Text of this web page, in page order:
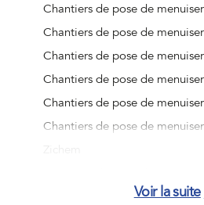
Chantiers de pose de
Chantiers de pose de
Chantiers de pose de
Chantiers de pose de
Chantiers de pose de
Chantiers de pose de
Chantiers de pose deVoir la suite